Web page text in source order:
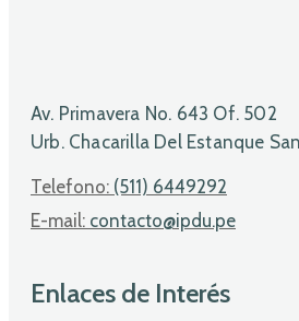
Av. Primavera No. 643 Of. 502
Urb. Chacarilla Del Estanque
Telefono: (511) 6449292
E-mail: contacto@ipdu.pe
Enlaces de Interés